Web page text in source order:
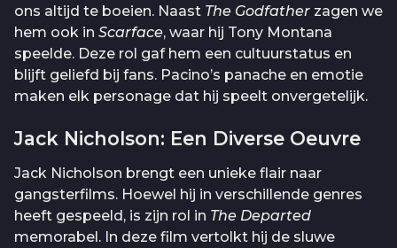
ons altijd te boeien. Naast The Godfather zagen we
hem ook in Scarface, waar hij Tony Montana
speelde. Deze rol gaf hem een cultuurstatus en
blijft geliefd bij fans. Pacino’s panache en emotie
maken elk personage dat hij speelt onvergetelijk.
Jack Nicholson: Een Diverse Oeuvre
Jack Nicholson brengt een unieke flair naar
gangsterfilms. Hoewel hij in verschillende genres
heeft gespeeld, is zijn rol in The Departed
memorabel. In deze film vertolkt hij de sluwe